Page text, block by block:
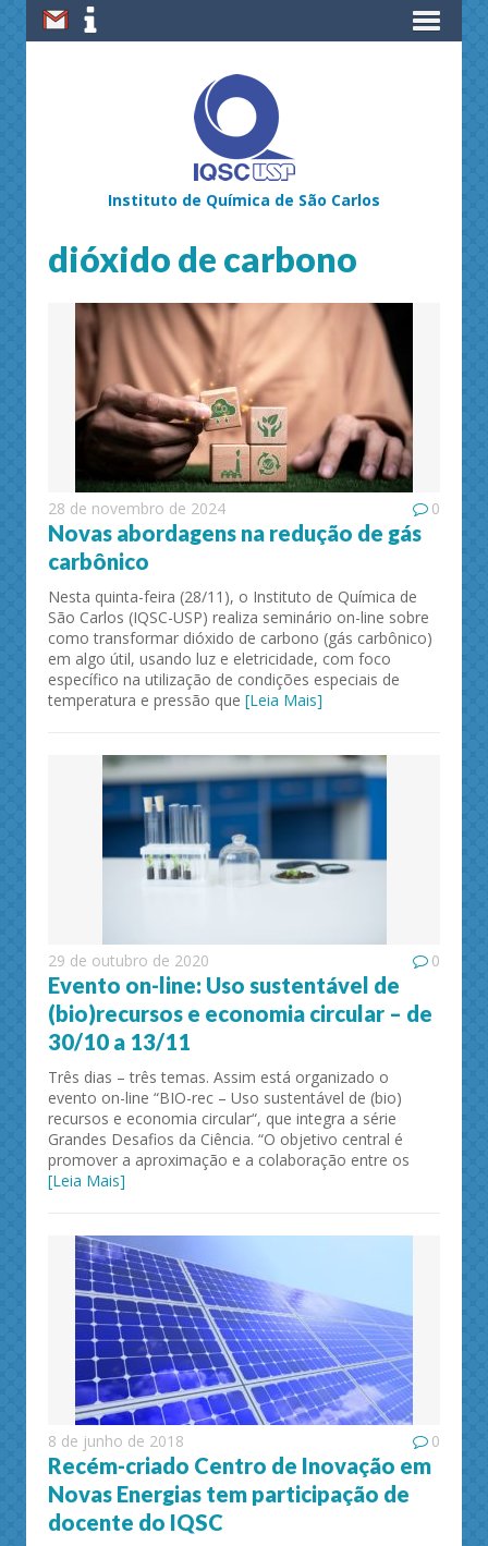
Instituto de Química de São Carlos
dióxido de carbono
28 de novembro de 2024 0
Novas abordagens na redução de gás
carbônico
Nesta quinta-feira (28/11), o Instituto de Química de
São Carlos (IQSC-USP) realiza seminário on-line sobre
como transformar dióxido de carbono (gás carbônico)
em algo útil, usando luz e eletricidade, com foco
específico na utilização de condições especiais de
temperatura e pressão que [Leia Mais]
29 de outubro de 2020 0
Evento on-line: Uso sustentável de
(bio)recursos e economia circular – de
30/10 a 13/11
Três dias – três temas. Assim está organizado o
evento on-line “BIO-rec – Uso sustentável de (bio)
recursos e economia circular“, que integra a série
Grandes Desafios da Ciência. “O objetivo central é
promover a aproximação e a colaboração entre os
[Leia Mais]
8 de junho de 2018 0
Recém-criado Centro de Inovação em
Novas Energias tem participação de
docente do IQSC